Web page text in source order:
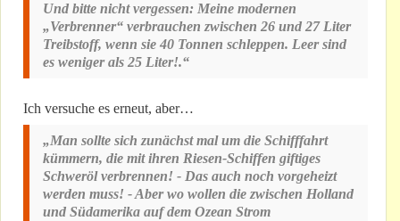
Und bitte nicht vergessen: Meine modernen
„Verbrenner“ verbrauchen zwischen 26 und 27 Liter
Treibstoff, wenn sie 40 Tonnen schleppen. Leer sind
es weniger als 25 Liter!.“
Ich versuche es erneut, aber…
„Man sollte sich zunächst mal um die Schifffahrt
kümmern, die mit ihren Riesen-Schiffen giftiges
Schweröl verbrennen! - Das auch noch vorgeheizt
werden muss! - Aber wo wollen die zwischen Holland
und Südamerika auf dem Ozean Strom